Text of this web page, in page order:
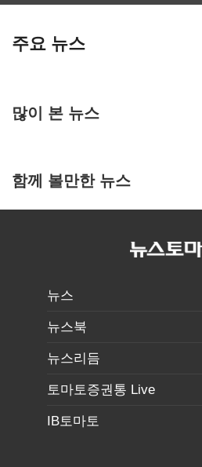
주요 뉴스
많이 본 뉴스
함께 볼만한 뉴스
뉴스
뉴스북
뉴스리듬
토마토증권통 Live
IB토마토